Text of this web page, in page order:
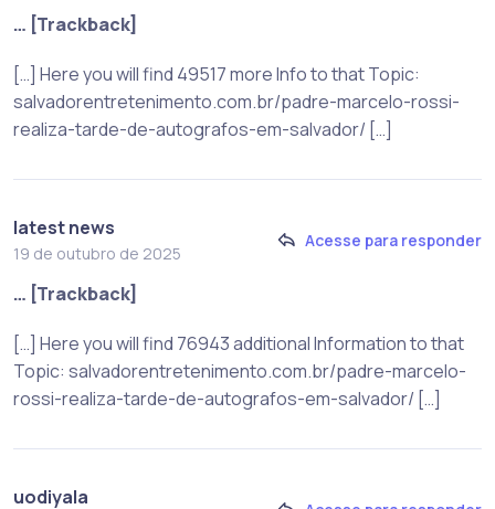
… [Trackback]
[…] Here you will find 49517 more Info to that Topic:
salvadorentretenimento.com.br/padre-marcelo-rossi-
realiza-tarde-de-autografos-em-salvador/ […]
latest news
19 de outubro de 2025
Acesse para responder
… [Trackback]
[…] Here you will find 76943 additional Information to that
Topic: salvadorentretenimento.com.br/padre-marcelo-
rossi-realiza-tarde-de-autografos-em-salvador/ […]
uodiyala